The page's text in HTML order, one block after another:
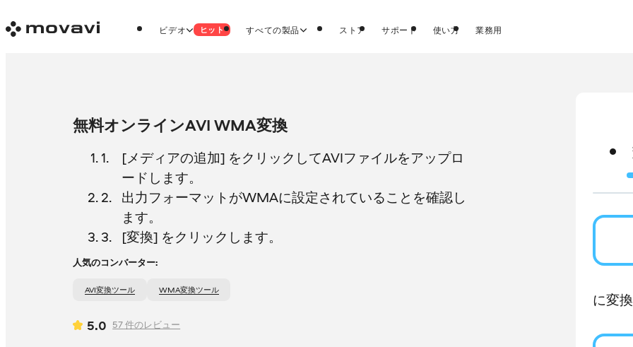
ビデオ ヒット すべての製品 ストア サポート 使い方 業務用
無料オンラインAVI WMA変換
[メディアの追加] をクリックしてAVIファイルをアップロ
ードします。
出力フォーマットがWMAに設定されていることを確認し
ます。
[変換] をクリックします。
人気のコンバーター:
AVI変換ツール WMA変換ツール
5.0 57件のレビュー
に変換